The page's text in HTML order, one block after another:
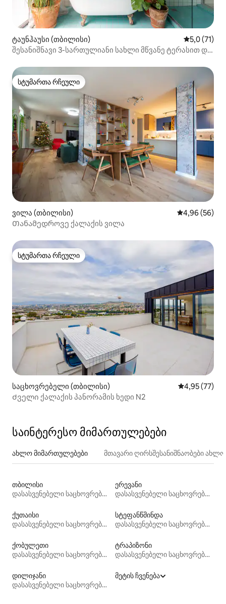
ტაუნჰაუსი (თბილისი) საშუალო
5,0 (71)
შესანიშნავი 3-სართულიანი სახლი მწვანე ტერასით და
სტუმართა რჩეული
სტუმართა რჩეული
ვილა (თბილისი) საშუალო
4,96 (56)
Თანამედროვე ქალაქის ვილა
სტუმართა რჩეული
სტუმართა რჩეული
საცხოვრებელი (თბილისი) საშუალო
4,95 (77)
Ძველი ქალაქის პანორამის ხედი N2
საინტერესო მიმართულებები
ახლო მიმართულებები მთავარი ღირსშესანიშნაობები
თბილისი
დასასვენებელი საცხოვრებლები
ერევანი
დასასვენებელი საცხოვრებლები
ქუთაისი
დასასვენებელი საცხოვრებლები
სტეფანწმინდა
დასასვენებელი საცხოვრებლები
ქობულეთი
დასასვენებელი საცხოვრებლები
ტრაპიზონი
დასასვენებელი საცხოვრებლები
დილიჯანი
დასასვენებელი საცხოვრებლები
მეტის ჩვენება